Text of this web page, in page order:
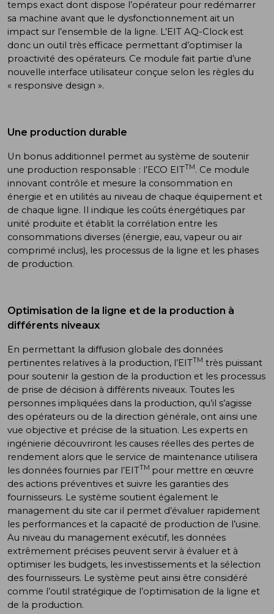
temps exact dont dispose l’opérateur pour redémarrer
sa machine avant que le dysfonctionnement ait un
impact sur l’ensemble de la ligne. L’EIT AQ-Clock est
donc un outil très efficace permettant d’optimiser la
proactivité des opérateurs. Ce module fait partie d’une
nouvelle interface utilisateur conçue selon les règles du
« responsive design ».
Une production durable
Un bonus additionnel permet au système de soutenir
une production responsable : l’ECO EITTM. Ce module
innovant contrôle et mesure la consommation en
énergie et en utilités au niveau de chaque équipement et
de chaque ligne. Il indique les coûts énergétiques par
unité produite et établit la corrélation entre les
consommations diverses (énergie, eau, vapeur ou air
comprimé inclus), les processus de la ligne et les phases
de production.
Optimisation de la ligne et de la production à
différents niveaux
En permettant la diffusion globale des données
pertinentes relatives à la production, l’EITTM très puissant
pour soutenir la gestion de la production et les processus
de prise de décision à différents niveaux. Toutes les
personnes impliquées dans la production, qu’il s’agisse
des opérateurs ou de la direction générale, ont ainsi une
vue objective et précise de la situation. Les experts en
ingénierie découvriront les causes réelles des pertes de
rendement alors que le service de maintenance utilisera
les données fournies par l’EITTM pour mettre en œuvre
des actions préventives et suivre les garanties des
fournisseurs. Le système soutient également le
management du site car il permet d’évaluer rapidement
les performances et la capacité de production de l’usine.
Au niveau du management exécutif, les données
extrêmement précises peuvent servir à évaluer et à
optimiser les budgets, les investissements et la sélection
des fournisseurs. Le système peut ainsi être considéré
comme l’outil stratégique de l’optimisation de la ligne et
de la production.